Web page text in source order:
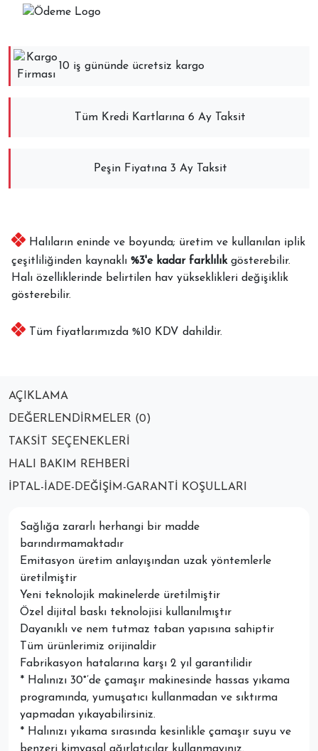
10 iş gününde ücretsiz kargo
Tüm Kredi Kartlarına 6 Ay Taksit
Peşin Fiyatına 3 Ay Taksit
Halıların eninde ve boyunda; üretim ve kullanılan iplik
çeşitliliğinden kaynaklı %3'e kadar farklılıkgösterebilir.
Halı özelliklerinde belirtilen hav yükseklikleri değişiklik
gösterebilir.
Tüm fiyatlarımızda %10 KDV dahildir.
AÇIKLAMA
DEĞERLENDIRMELER (0)
TAKSIT SEÇENEKLERI
HALI BAKIM REHBERI
İPTAL-İADE-DEĞIŞIM-GARANTI KOŞULLARI
Sağlığa zararlı herhangi bir madde
barındırmamaktadır
Emitasyon üretim anlayışından uzak yöntemlerle
üretilmiştir
Yeni teknolojik makinelerde üretilmiştir
Özel dijital baskı teknolojisi kullanılmıştır
Dayanıklı ve nem tutmaz taban yapısına sahiptir
Tüm ürünlerimiz orijinaldir
Fabrikasyon hatalarına karşı 2 yıl garantilidir
* Halınızı 30°’de çamaşır makinesinde hassas yıkama
programında, yumuşatıcı kullanmadan ve sıktırma
yapmadan yıkayabilirsiniz.
* Halınızı yıkama sırasında kesinlikle çamaşır suyu ve
benzeri kimyasal ağırlatıcılar kullanmayınız.